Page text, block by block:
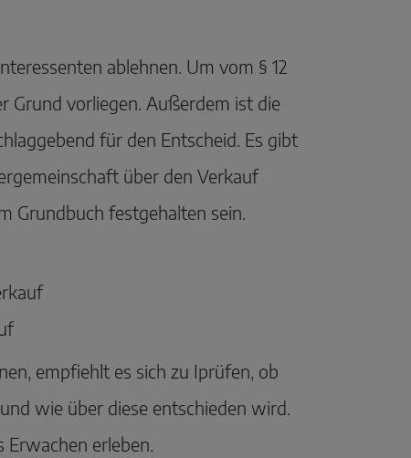
ablehnen. Um vom § 12
Grund vorliegen. Außerdem ist die
für den Entscheid. Es gibt
über den Verkauf
Grundbuch festgehalten sein.
empfiehlt es sich zu Iprüfen, ob
wie über diese entschieden wird.
Erwachen erleben.